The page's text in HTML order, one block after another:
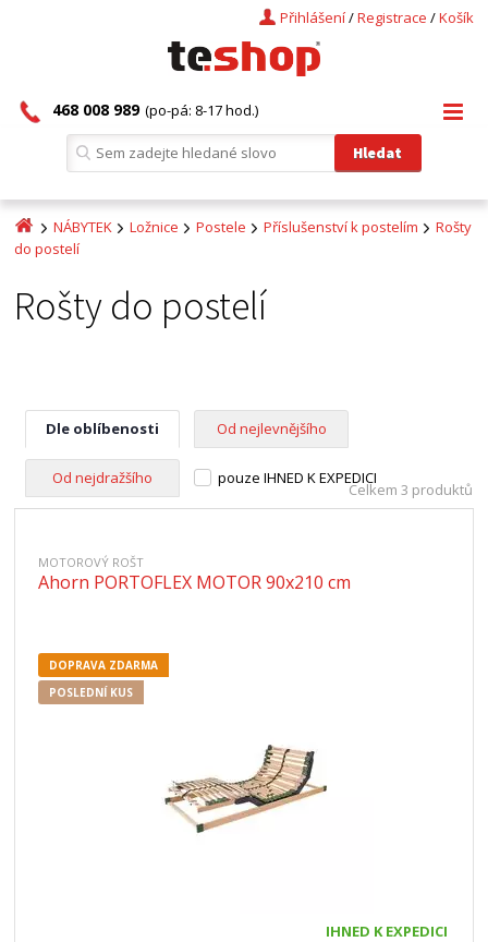
Košík
/
Registrace
/
Přihlášení
468 008 989 (po-pá: 8-17 hod.)
NÁBYTEK Ložnice Postele Příslušenství k postelím
Rošty
do postelí
Rošty do postelí
Dle oblíbenosti Od nejlevnějšího
Od nejdražšího pouze IHNED K EXPEDICI
Celkem 3 produktů
MOTOROVÝ ROŠT
Ahorn PORTOFLEX MOTOR 90x210 cm
DOPRAVA ZDARMA
POSLEDNÍ KUS
IHNED K EXPEDICI